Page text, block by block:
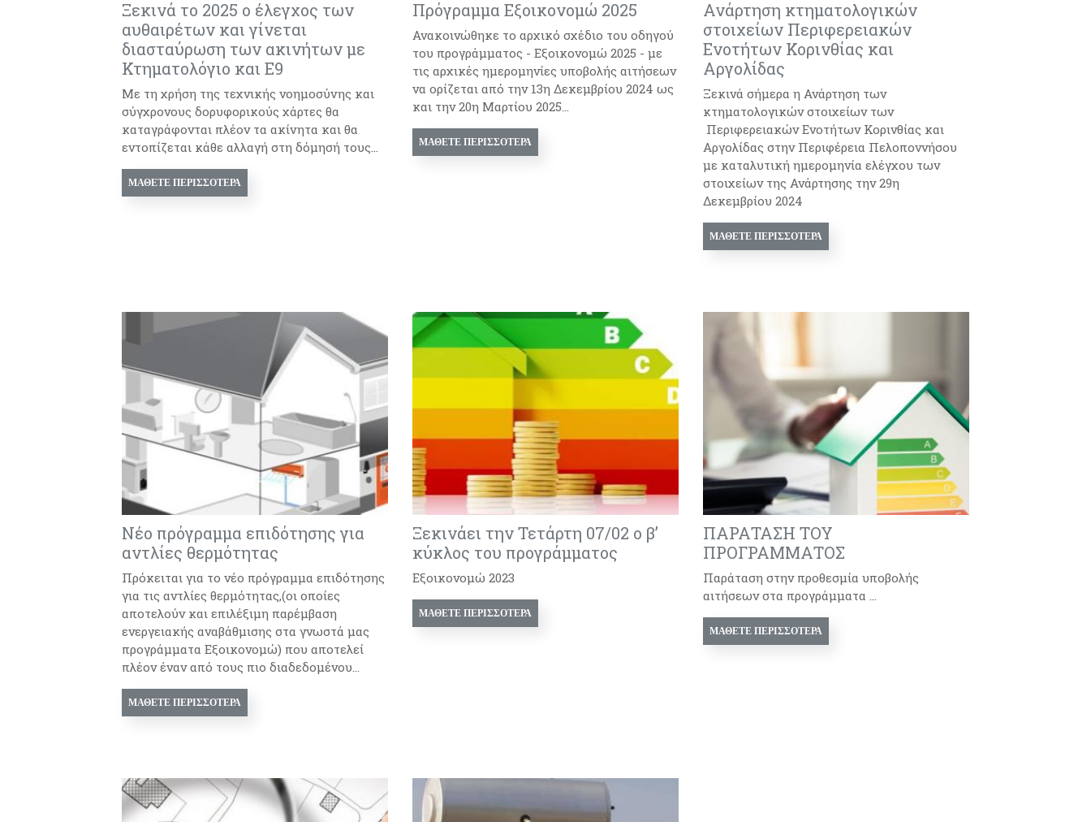
Ξεκινά το 2025 ο έλεγχος των
αυθαιρέτων και γίνεται
διασταύρωση των ακινήτων με
Κτηματολόγιο και Ε9
Με τη χρήση της τεχνικής νοημοσύνης και
σύγχρονους δορυφορικούς χάρτες θα
καταγράφονται πλέον τα ακίνητα και θα
εντοπίζεται κάθε αλλαγή στη δόμησή τους...
ΜΆΘΕΤΕ ΠΕΡΙΣΣΌΤΕΡΑ
Πρόγραμμα Εξοικονομώ 2025
Ανακοινώθηκε το αρχικό σχέδιο του οδηγού
του προγράμματος - Εξοικονομώ 2025 - με
τις αρχικές ημερομηνίες υποβολής αιτήσεων
να ορίζεται από την 13η Δεκεμβρίου 2024 ως
και την 20η Μαρτίου 2025...
ΜΆΘΕΤΕ ΠΕΡΙΣΣΌΤΕΡΑ
Ανάρτηση κτηματολογικών
στοιχείων Περιφερειακών
Ενοτήτων Κορινθίας και
Αργολίδας
Ξεκινά σήμερα η Ανάρτηση των
κτηματολογικών στοιχείων των
Περιφερειακών Ενοτήτων Κορινθίας και
Αργολίδας στην Περιφέρεια Πελοποννήσου
με καταλυτική ημερομηνία ελέγχου των
στοιχείων της Ανάρτησης την 29η
Δεκεμβρίου 2024
ΜΆΘΕΤΕ ΠΕΡΙΣΣΌΤΕΡΑ
Νέο πρόγραμμα επιδότησης για
αντλίες θερμότητας
Πρόκειται για το νέο πρόγραμμα επιδότησης
για τις αντλίες θερμότητας,(οι οποίες
αποτελούν και επιλέξιμη παρέμβαση
ενεργειακής αναβάθμισης στα γνωστά μας
προγράμματα Εξοικονομώ) που αποτελεί
πλέον έναν από τους πιο διαδεδομένου...
ΜΆΘΕΤΕ ΠΕΡΙΣΣΌΤΕΡΑ
Ξεκινάει την Τετάρτη 07/02 ο β’
κύκλος του προγράμματος
Εξοικονομώ 2023
ΜΆΘΕΤΕ ΠΕΡΙΣΣΌΤΕΡΑ
ΠΑΡΑΤΑΣΗ ΤΟΥ
ΠΡΟΓΡΑΜΜΑΤΟΣ
Παράταση στην προθεσμία υποβολής
αιτήσεων στα προγράμματα ...
ΜΆΘΕΤΕ ΠΕΡΙΣΣΌΤΕΡΑ